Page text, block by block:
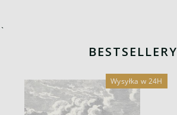
`
BESTSELLERY
Wysyłka w 24H